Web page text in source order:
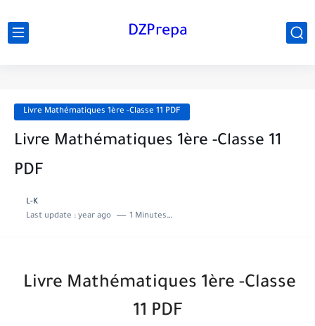
DZPrepa
Livre Mathématiques 1ère -Classe 11 PDF
Livre Mathématiques 1ère -Classe 11
PDF
L-K
Last update : year ago 1 Minutes to read
Livre Mathématiques 1ère -Classe
11 PDF